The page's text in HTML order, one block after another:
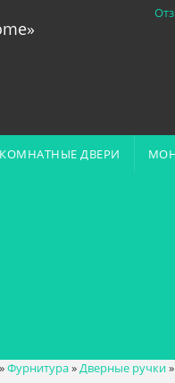
ДВЕРИ
»Фурнитура»Дверные ручки»